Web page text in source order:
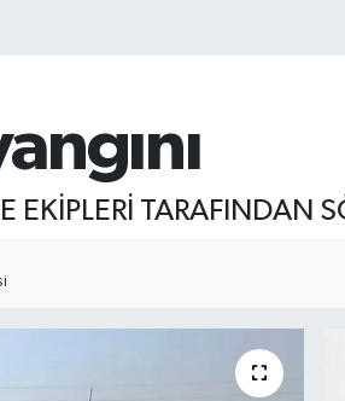
EKİPLERİ TARAFINDAN